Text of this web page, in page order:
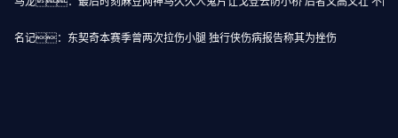
名记：东契奇本赛季曾两次拉伤小腿 独行侠伤病报告称其为挫伤